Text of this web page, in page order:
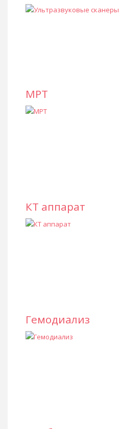
МРТ
КТ аппарат
Гемодиализ